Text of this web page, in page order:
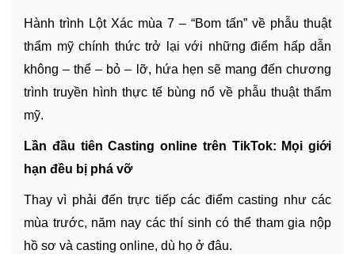
Hành trình Lột Xác mùa 7 – “Bom tấn” về phẫu thuật
thẩm mỹ chính thức trở lại với những điểm hấp dẫn
không – thể – bỏ – lỡ, hứa hẹn sẽ mang đến chương
trình truyền hình thực tế bùng nổ về phẫu thuật thẩm
mỹ.
Lần đầu tiên Casting online trên TikTok: Mọi giới
hạn đều bị phá vỡ
Thay vì phải đến trực tiếp các điểm casting như các
mùa trước, năm nay các thí sinh có thể tham gia nộp
hồ sơ và casting online, dù họ ở đâu.